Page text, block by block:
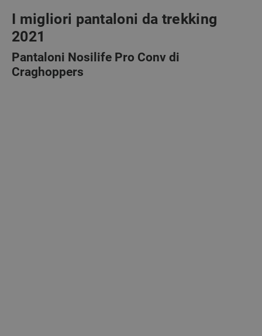
I migliori pantaloni da trekking
2021
Pantaloni Nosilife Pro Conv di
Craghoppers